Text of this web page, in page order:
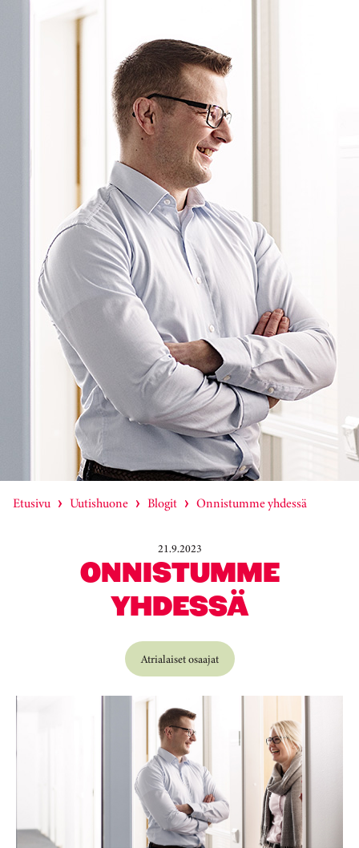
Etusivu Uutishuone Blogit Onnistumme yhdessä
21.9.2023
ONNISTUMME
YHDESSÄ
Atrialaiset osaajat